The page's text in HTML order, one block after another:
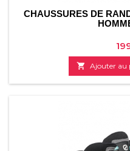
CHAUSSURES DE
 Ajouter au